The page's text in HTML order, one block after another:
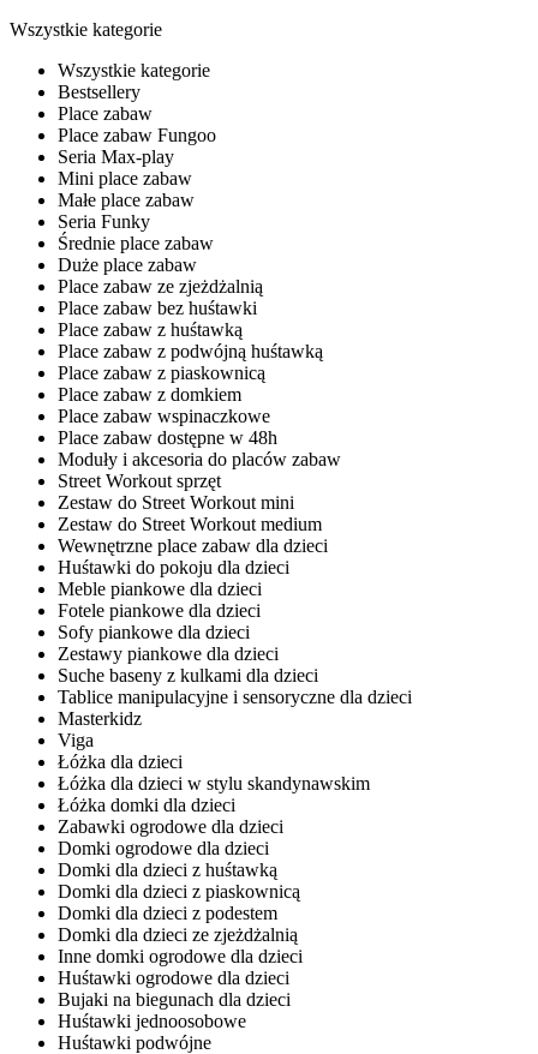
Wszystkie kategorie
Wszystkie kategorie
Bestsellery
Place zabaw
Place zabaw Fungoo
Seria Max-play
Mini place zabaw
Małe place zabaw
Seria Funky
Średnie place zabaw
Duże place zabaw
Place zabaw ze zjeżdżalnią
Place zabaw bez huśtawki
Place zabaw z huśtawką
Place zabaw z podwójną huśtawką
Place zabaw z piaskownicą
Place zabaw z domkiem
Place zabaw wspinaczkowe
Place zabaw dostępne w 48h
Moduły i akcesoria do placów zabaw
Street Workout sprzęt
Zestaw do Street Workout mini
Zestaw do Street Workout medium
Wewnętrzne place zabaw dla dzieci
Huśtawki do pokoju dla dzieci
Meble piankowe dla dzieci
Fotele piankowe dla dzieci
Sofy piankowe dla dzieci
Zestawy piankowe dla dzieci
Suche baseny z kulkami dla dzieci
Tablice manipulacyjne i sensoryczne dla dzieci
Masterkidz
Viga
Łóżka dla dzieci
Łóżka dla dzieci w stylu skandynawskim
Łóżka domki dla dzieci
Zabawki ogrodowe dla dzieci
Domki ogrodowe dla dzieci
Domki dla dzieci z huśtawką
Domki dla dzieci z piaskownicą
Domki dla dzieci z podestem
Domki dla dzieci ze zjeżdżalnią
Inne domki ogrodowe dla dzieci
Huśtawki ogrodowe dla dzieci
Bujaki na biegunach dla dzieci
Huśtawki jednoosobowe
Huśtawki podwójne